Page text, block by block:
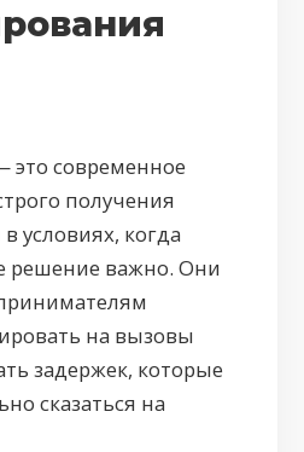
это современное
получения
условиях, когда
решение важно. Они
на вызовы
задержек, которые
сказаться на